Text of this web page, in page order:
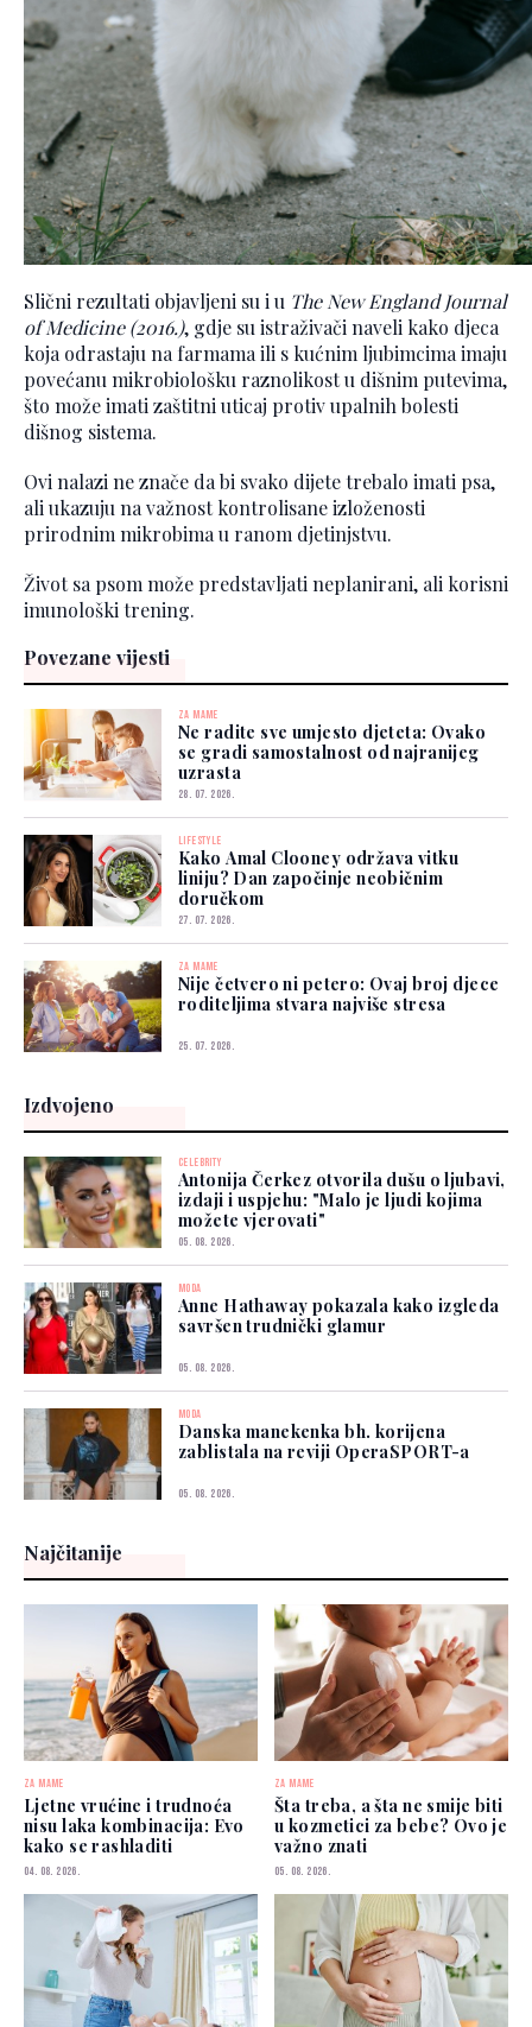
Slični rezultati objavljeni su i u The New England Journal
of Medicine (2016.), gdje su istraživači naveli kako djeca
koja odrastaju na farmama ili s kućnim ljubimcima imaju
povećanu mikrobiološku raznolikost u dišnim putevima,
što može imati zaštitni uticaj protiv upalnih bolesti
dišnog sistema.
Ovi nalazi ne znače da bi svako dijete trebalo imati psa,
ali ukazuju na važnost kontrolisane izloženosti
prirodnim mikrobima u ranom djetinjstvu.
Život sa psom može predstavljati neplanirani, ali korisni
imunološki trening.
Povezane vijesti
ZA MAME
Ne radite sve umjesto djeteta: Ovako
se gradi samostalnost od najranijeg
uzrasta
28. 07. 2026.
LIFESTYLE
Kako Amal Clooney održava vitku
liniju? Dan započinje neobičnim
doručkom
27. 07. 2026.
ZA MAME
Nije četvero ni petero: Ovaj broj djece
roditeljima stvara najviše stresa
25. 07. 2026.
Izdvojeno
CELEBRITY
Antonija Čerkez otvorila dušu o ljubavi,
izdaji i uspjehu: "Malo je ljudi kojima
možete vjerovati"
05. 08. 2026.
MODA
Anne Hathaway pokazala kako izgleda
savršen trudnički glamur
05. 08. 2026.
MODA
Danska manekenka bh. korijena
zablistala na reviji OperaSPORT-a
05. 08. 2026.
Najčitanije
ZA MAME
Ljetne vrućine i trudnoća
nisu laka kombinacija: Evo
kako se rashladiti
04. 08. 2026.
ZA MAME
Šta treba, a šta ne smije biti
u kozmetici za bebe? Ovo je
važno znati
05. 08. 2026.